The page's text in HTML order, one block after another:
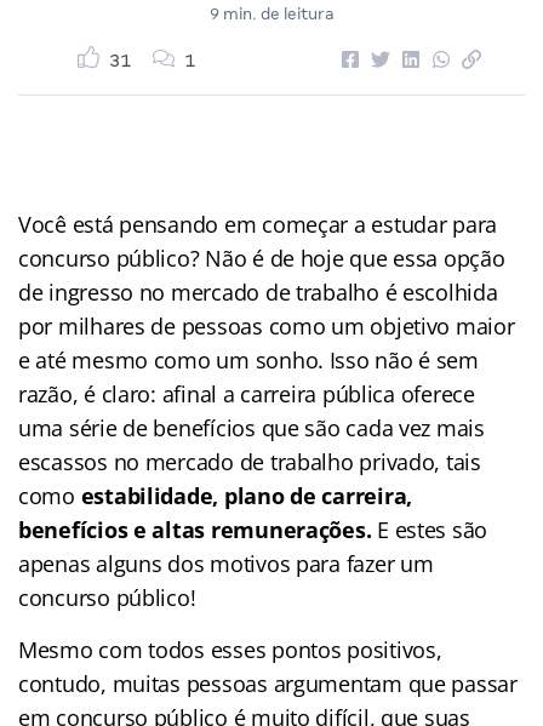
9 min. de leitura
31 1
Você está pensando em começar a estudar para
concurso público? Não é de hoje que essa opção
de ingresso no mercado de trabalho é escolhida
por milhares de pessoas como um objetivo maior
e até mesmo como um sonho. Isso não é sem
razão, é claro: afinal a carreira pública oferece
uma série de benefícios que são cada vez mais
escassos no mercado de trabalho privado, tais
como estabilidade, plano de carreira,
benefícios e altas remunerações. E estes são
apenas alguns dos motivos para fazer um
concurso público!
Mesmo com todos esses pontos positivos,
contudo, muitas pessoas argumentam que passar
em concurso público é muito difícil, que suas